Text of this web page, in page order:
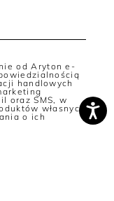
od Aryton e-
handlowych
oraz SMS, w
własnych
o ich